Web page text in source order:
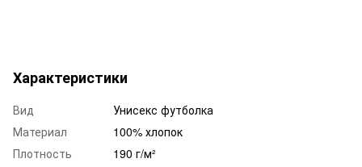
Характеристики
Вид
Унисекс футболка
Материал
100% хлопок
Плотность
190 г/м²